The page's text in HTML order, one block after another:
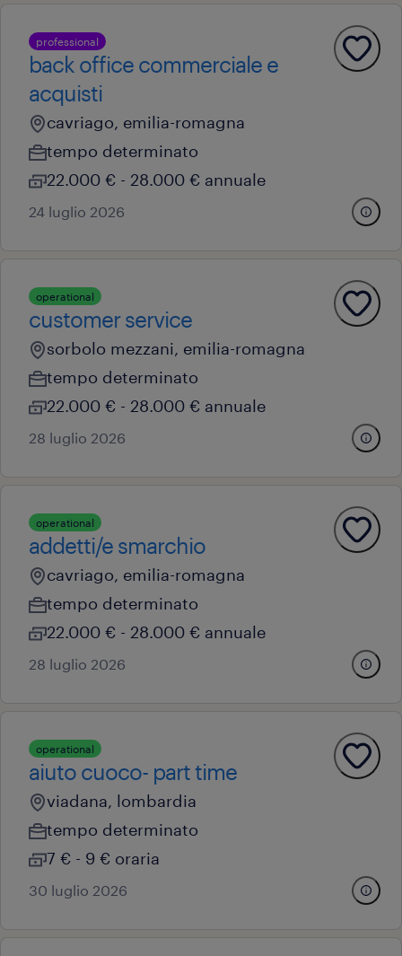
professional
back office commerciale e
acquisti
cavriago, emilia-romagna
tempo determinato
22.000 € - 28.000 € annuale
24 luglio 2026
operational
customer service
sorbolo mezzani, emilia-romagna
tempo determinato
22.000 € - 28.000 € annuale
28 luglio 2026
operational
addetti/e smarchio
cavriago, emilia-romagna
tempo determinato
22.000 € - 28.000 € annuale
28 luglio 2026
operational
aiuto cuoco- part time
viadana, lombardia
tempo determinato
7 € - 9 € oraria
30 luglio 2026